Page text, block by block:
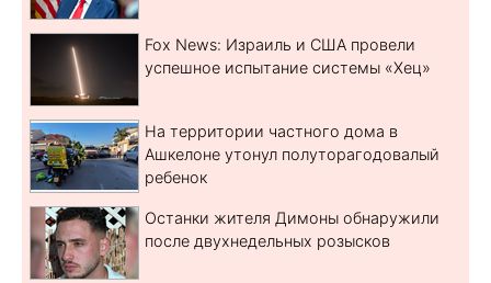
Fox News: Израиль и США провели
успешное испытание системы «Хец»
На территории частного дома в
Ашкелоне утонул полуторагодовалый
ребенок
Останки жителя Димоны обнаружили
после двухнедельных розысков